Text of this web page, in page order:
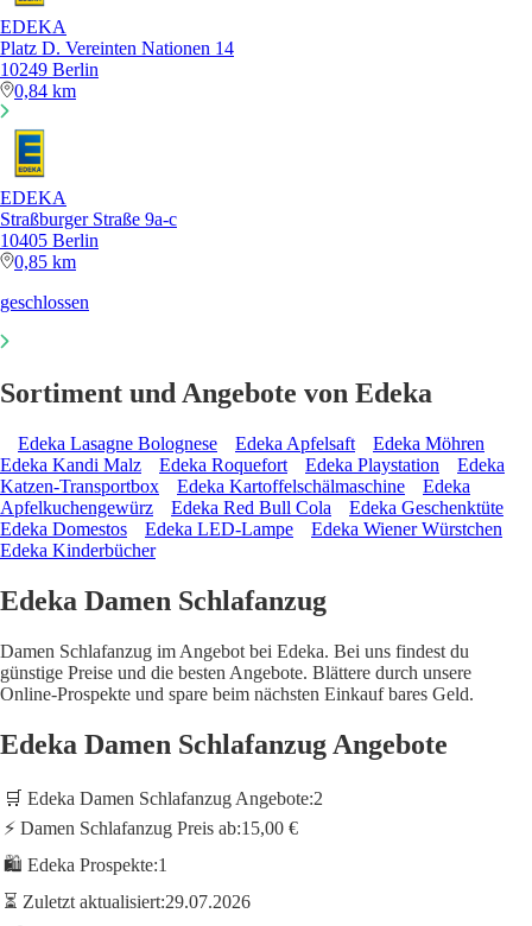
EDEKA
Platz D. Vereinten Nationen 14
10249 Berlin
0,84 km
EDEKA
Straßburger Straße 9a-c
10405 Berlin
0,85 km
geschlossen
Sortiment und Angebote von Edeka
Edeka Lasagne Bolognese Edeka Apfelsaft
Edeka Möhren
Edeka Kandi Malz
Edeka Roquefort Edeka Playstation
Edeka
Katzen-Transportbox
Edeka Kartoffelschälmaschine
Edeka
Apfelkuchengewürz
Edeka Red Bull Cola
Edeka Geschenktüte
Edeka Domestos
Edeka LED-Lampe
Edeka Wiener Würstchen
Edeka Kinderbücher
Edeka Damen Schlafanzug
Damen Schlafanzug im Angebot bei Edeka. Bei uns findest du
günstige Preise und die besten Angebote. Blättere durch unsere
Online-Prospekte und spare beim nächsten Einkauf bares Geld.
Edeka Damen Schlafanzug Angebote
🛒 Edeka Damen Schlafanzug Angebote:2
⚡ Damen Schlafanzug Preis ab:15,00 €
🛍️ Edeka Prospekte:1
⏳ Zuletzt aktualisiert:29.07.2026